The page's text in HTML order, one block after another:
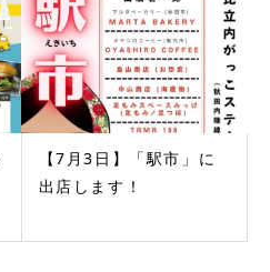
【7月3日】「駅市」に
出店します！